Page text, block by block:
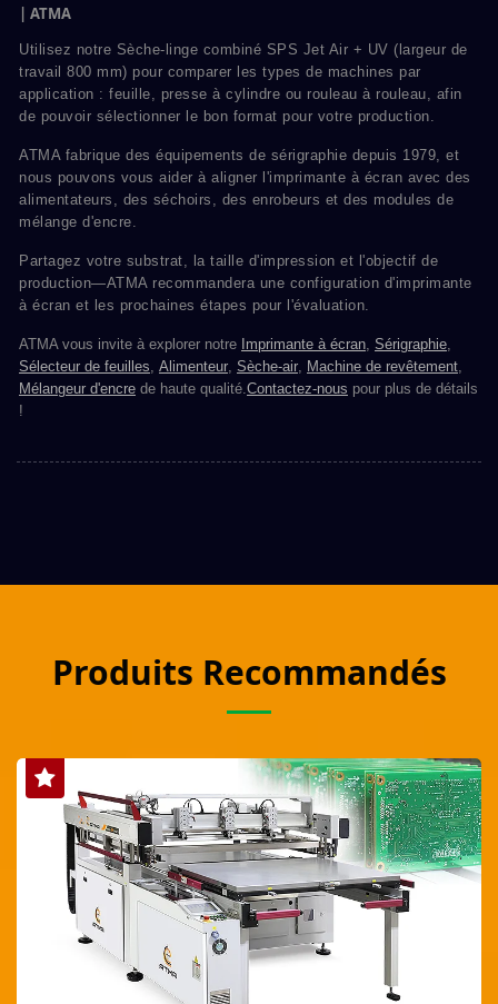
| ATMA
Utilisez notre Sèche-linge combiné SPS Jet Air + UV (largeur de
travail 800 mm) pour comparer les types de machines par
application : feuille, presse à cylindre ou rouleau à rouleau, afin
de pouvoir sélectionner le bon format pour votre production.
ATMA fabrique des équipements de sérigraphie depuis 1979, et
nous pouvons vous aider à aligner l'imprimante à écran avec des
alimentateurs, des séchoirs, des enrobeurs et des modules de
mélange d'encre.
Partagez votre substrat, la taille d'impression et l'objectif de
production—ATMA recommandera une configuration d'imprimante
à écran et les prochaines étapes pour l'évaluation.
ATMA vous invite à explorer notre Imprimante à écran, Sérigraphie,
Sélecteur de feuilles, Alimenteur, Sèche-air, Machine de revêtement,
Mélangeur d'encre de haute qualité.Contactez-nous pour plus de détails
!
Produits Recommandés